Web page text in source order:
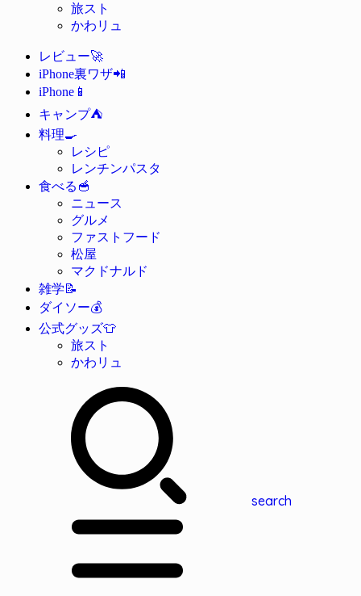
旅スト
かわリュ
レビュー🚀
iPhone裏ワザ📲
iPhone 📱
キャンプ⛺
料理🍳
レシピ
レンチンパスタ
食べる 🥣
ニュース
グルメ
ファストフード
松屋
マクドナルド
雑学📝
ダイソー💰
公式グッズ👕
旅スト
かわリュ
search